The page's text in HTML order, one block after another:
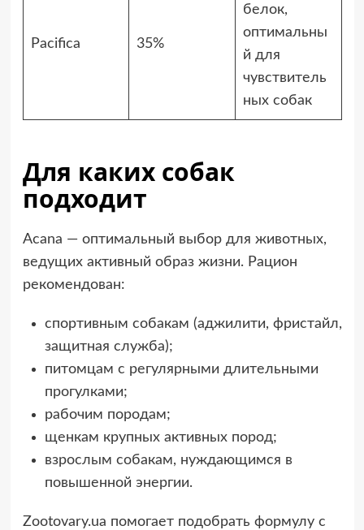
Pacifica 35%
белок,
оптимальны
й для
чувствитель
ных собак
Для каких собак
подходит
Acana — оптимальный выбор для животных,
ведущих активный образ жизни. Рацион
рекомендован:
спортивным собакам (аджилити, фристайл,
защитная служба);
питомцам с регулярными длительными
прогулками;
рабочим породам;
щенкам крупных активных пород;
взрослым собакам, нуждающимся в
повышенной энергии.
Zootovary.ua помогает подобрать формулу с